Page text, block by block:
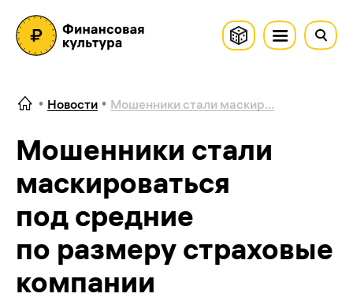
Новости Мошенники стали маскир...
Мошенники стали
маскироваться
под средние
по размеру страховые
компании